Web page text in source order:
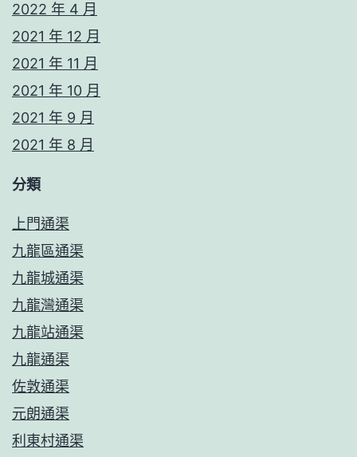
2022 年 4 月
2021 年 12 月
2021 年 11 月
2021 年 10 月
2021 年 9 月
2021 年 8 月
分類
上門通渠
九龍區通渠
九龍城通渠
九龍灣通渠
九龍站通渠
九龍通渠
佐敦通渠
元朗通渠
利東村通渠